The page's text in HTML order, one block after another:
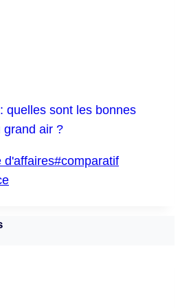
quelles sont les bonnes
grand air ?
d'affaires#comparatif